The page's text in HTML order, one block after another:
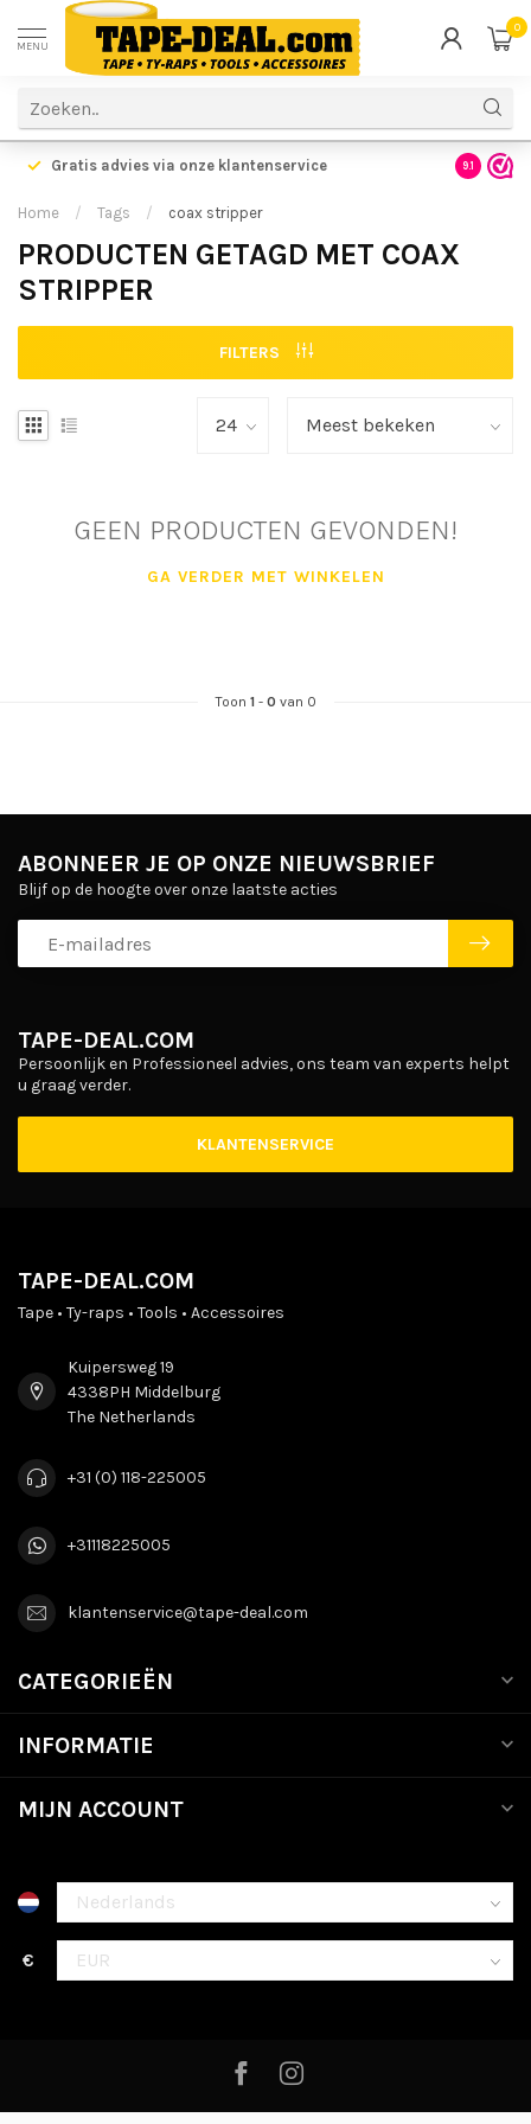
MENU
0
Gratis advies via onze klantenservice 9.1
Home / Tags / coax stripper
PRODUCTEN GETAGD MET COAX
STRIPPER
FILTERS
GEEN PRODUCTEN GEVONDEN!
GA VERDER MET WINKELEN
Toon 1- 0 van 0
TAPE-DEAL.COM
Persoonlijk en Professioneel advies, ons team van experts helpt
u graag verder.
KLANTENSERVICE
ABONNEER JE OP ONZE NIEUWSBRIEF
Blijf op de hoogte over onze laatste acties
TAPE-DEAL.COM
Tape • Ty-raps • Tools • Accessoires
Kuipersweg 19
4338PH Middelburg
The Netherlands
+31 (0) 118-225005
+31118225005
klantenservice@tape-deal.com
CATEGORIEËN
INFORMATIE
MIJN ACCOUNT
€